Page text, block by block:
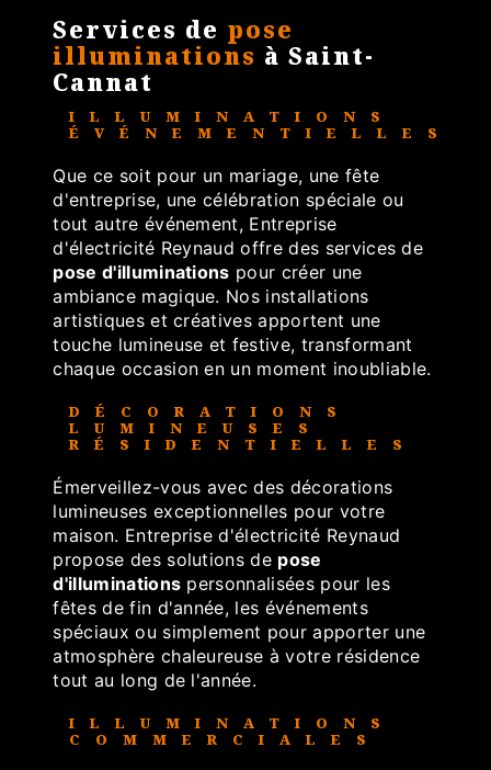
Services de pose
illuminations à Saint-
Cannat
ILLUMINATIONS
ÉVÉNEMENTIELLES
Que ce soit pour un mariage, une fête
d'entreprise, une célébration spéciale ou
tout autre événement, Entreprise
d'électricité Reynaud offre des services de
pose d'illuminations pour créer une
ambiance magique. Nos installations
artistiques et créatives apportent une
touche lumineuse et festive, transformant
chaque occasion en un moment inoubliable.
DÉCORATIONS
LUMINEUSES
RÉSIDENTIELLES
Émerveillez-vous avec des décorations
lumineuses exceptionnelles pour votre
maison. Entreprise d'électricité Reynaud
propose des solutions de pose
d'illuminations personnalisées pour les
fêtes de fin d'année, les événements
spéciaux ou simplement pour apporter une
atmosphère chaleureuse à votre résidence
tout au long de l'année.
ILLUMINATIONS
COMMERCIALES